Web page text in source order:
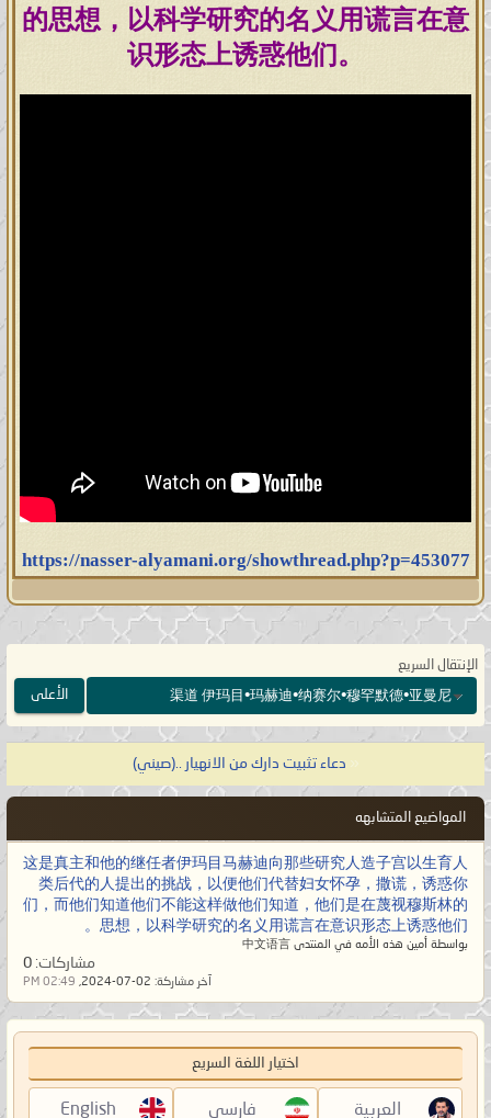
的思想，以科学研究的名义用谎言在意
识形态上诱惑他们。
https://nasser-alyamani.org/showthread.php?p=453077
الإنتقال السريع
渠道 伊玛目•玛赫迪•纳赛尔•穆罕默德•亚曼尼 الأعلى
« دعاء تثبيت دارك من الانهيار ..(صيني)
المواضيع المتشابهه
这是真主和他的继任者伊玛目马赫迪向那些研究人造子宫以生育人
类后代的人提出的挑战，以便他们代替妇女怀孕，撒谎，诱惑你
们，而他们知道他们不能这样做他们知道，他们是在蔑视穆斯林的
思想，以科学研究的名义用谎言在意识形态上诱惑他们。
بواسطة أمين هذه الأمه في المنتدى 中文语言
مشاركات:
آخر مشاركة: 02:49 PM
اختيار اللغة السريع
العربية فارسی English